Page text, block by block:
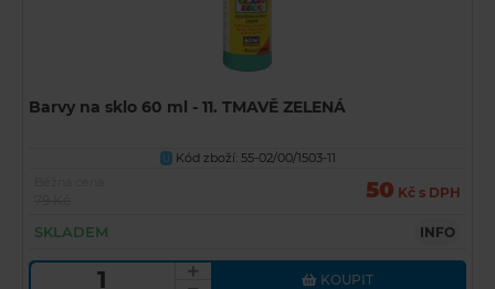
Barvy na sklo 60 ml - 11. TMAVĚ ZELENÁ
U Kód zboží: 55-02/00/1503-11
50 Kč s DPH
SKLADEM INFO
KOUPIT